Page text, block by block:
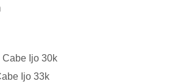
Cabe Ijo 30k
Ijo 33k